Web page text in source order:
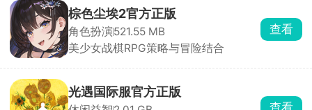
棕色尘埃2官方正版
角色扮演521.55 MB
美少女战棋RPG策略与冒险结合
查看
光遇国际服官方正版